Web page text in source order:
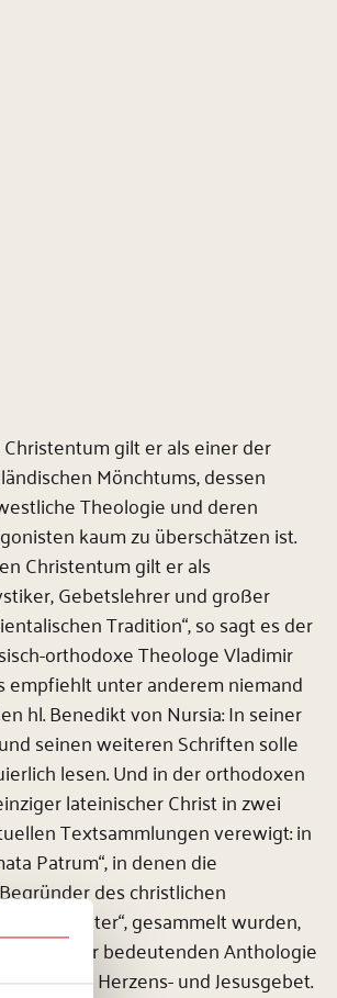
gilt er als einer der
Mönchtums, dessen
Theologie und deren
kaum zu überschätzen ist.
Christentum gilt er als
Gebetslehrer und großer
Tradition“, so sagt es der
orthodoxe Theologe Vladimir
empfiehlt unter anderem niemand
hl. Benedikt von Nursia: In seiner
seinen weiteren Schriften solle
lesen. Und in der orthodoxen
lateinischer Christ in zwei
Textsammlungen verewigt: in
Patrum“, in denen die
des christlichen
„Wüstenväter“, gesammelt wurden,
der bedeutenden Anthologie
zum Herzens- und Jesusgebet.